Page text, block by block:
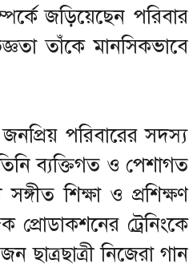
জড়িয়েছেন পরিবার
তাঁকে মানসিকভাবে
পরিবারের সদস্য
ব্যক্তিগত ও পেশাগত
শিক্ষা ও প্রশিক্ষণ
প্রোডাকশনের ট্রেনিংকে
ছাত্রছাত্রী নিজেরা গান